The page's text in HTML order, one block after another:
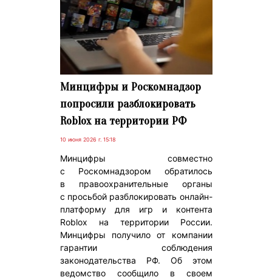
Минцифры и Роскомнадзор
попросили разблокировать
Roblox на территории РФ
10 июня 2026 г. 15:18
Минцифры совместно
с Роскомнадзором обратилось
в правоохранительные органы
с просьбой разблокировать онлайн-
платформу для игр и контента
Roblox на территории России.
Минцифры получило от компании
гарантии соблюдения
законодательства РФ. Об этом
ведомство сообщило в своем